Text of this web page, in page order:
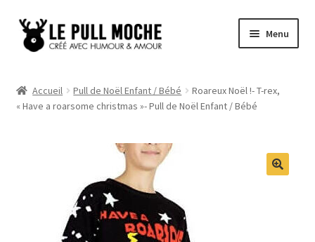
Aller
Aller
au
Menu
Pull Noël Femme
Pull Noël Promo
Accueil Pull de Noël Enfant / Bébé
Roareux Noël !- T-rex,
« Have a roarsome christmas »- Pull de Noël Enfant / Bébé